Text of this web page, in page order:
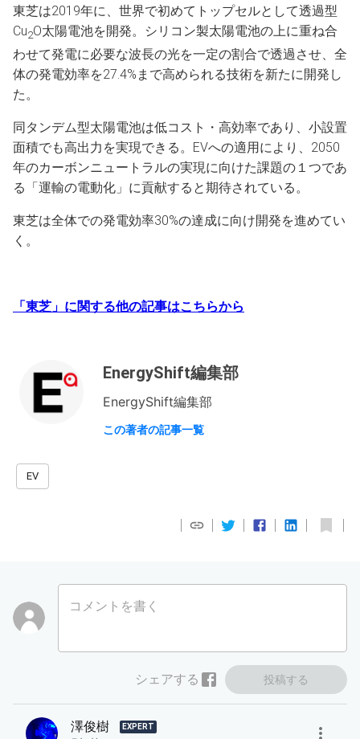
東芝は2019年に、世界で初めてトップセルとして透過型
Cu2O太陽電池を開発。シリコン製太陽電池の上に重ね合
わせて発電に必要な波長の光を一定の割合で透過させ、全
体の発電効率を27.4%まで高められる技術を新たに開発し
た。
同タンデム型太陽電池は低コスト・高効率であり、小設置
面積でも高出力を実現できる。EVへの適用により、2050
年のカーボンニュートラルの実現に向けた課題の１つであ
る「運輸の電動化」に貢献すると期待されている。
東芝は全体での発電効率30%の達成に向け開発を進めてい
く。
「東芝」に関する他の記事はこちらから
EnergyShift編集部
EnergyShift編集部
この著者の記事一覧
EV
コメントを書く
投稿する
シェアする
澤俊樹 EXPERT